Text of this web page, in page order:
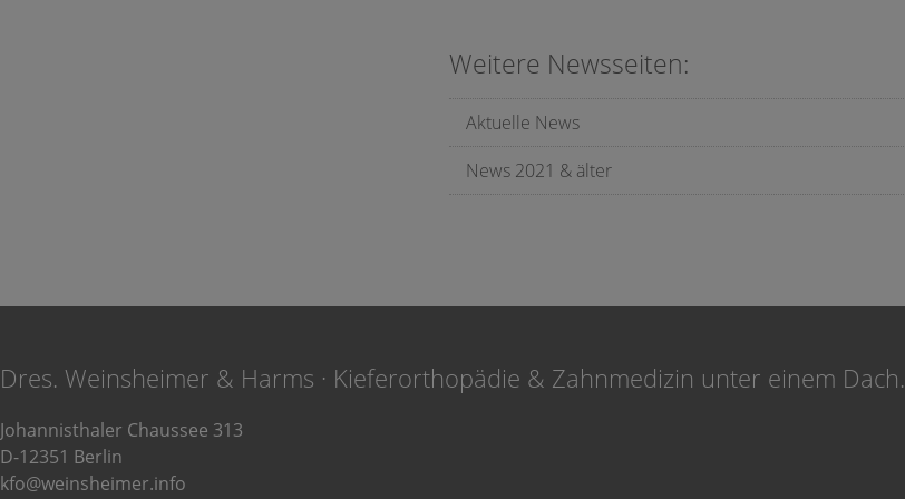
Weitere Newsseiten:
Aktuelle News
News 2021 & älter
Dres. Weinsheimer & Harms · Kieferorthopädie & Zahnmedizin unter einem Dach.
Johannisthaler Chaussee 313
D-12351 Berlin
kfo@weinsheimer.info